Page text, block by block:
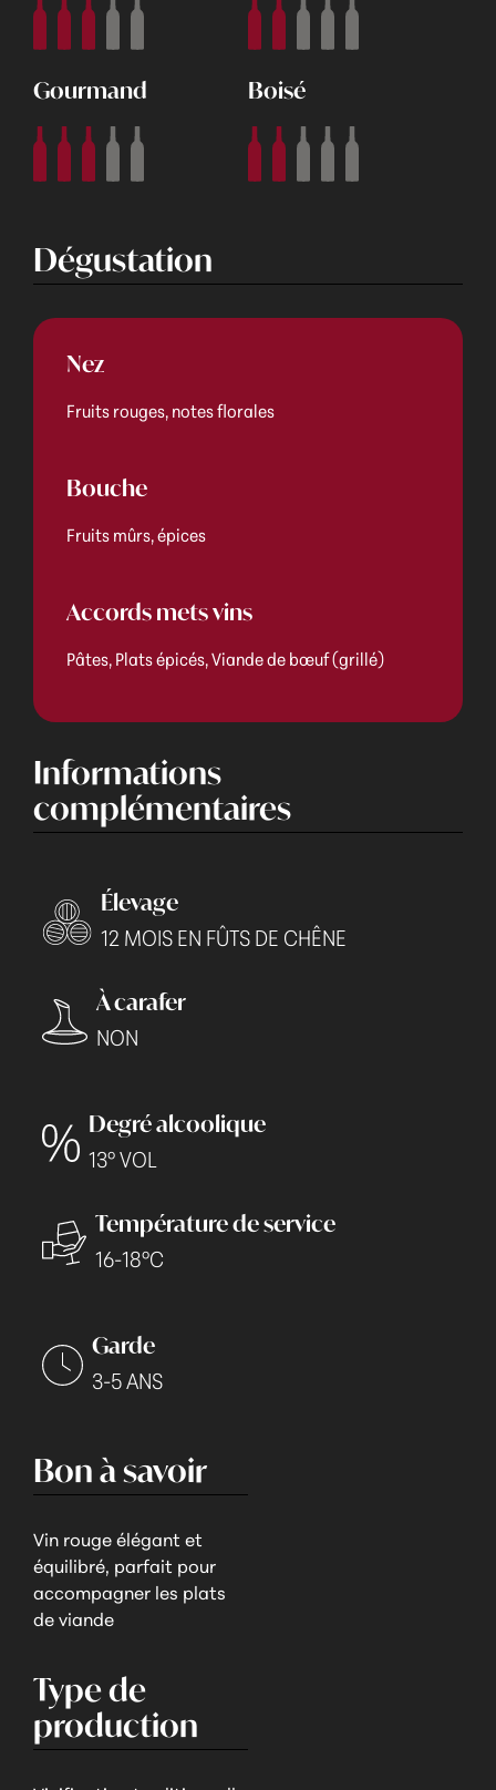
Gourmand Boisé
Dégustation
Nez
Fruits rouges, notes florales
Bouche
Fruits mûrs, épices
Accords mets vins
Pâtes, Plats épicés, Viande de bœuf (grillé)
Informations
complémentaires
Élevage
12 MOIS EN FÛTS DE CHÊNE
À carafer
NON
Degré alcoolique
13° VOL
Température de service
16-18°C
Garde
3-5 ANS
Bon à savoir
Vin rouge élégant et
équilibré, parfait pour
accompagner les plats
de viande
Type de
production